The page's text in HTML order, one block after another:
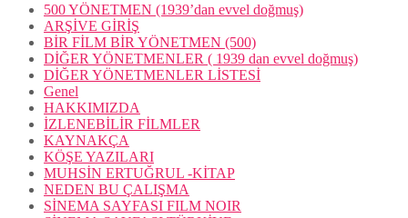
500 YÖNETMEN (1939’dan evvel doğmuş)
ARŞİVE GİRİŞ
BİR FİLM BİR YÖNETMEN (500)
DİĞER YÖNETMENLER ( 1939 dan evvel doğmuş)
DİĞER YÖNETMENLER LİSTESİ
Genel
HAKKIMIZDA
İZLENEBİLİR FİLMLER
KAYNAKÇA
KÖŞE YAZILARI
MUHSİN ERTUĞRUL -KİTAP
NEDEN BU ÇALIŞMA
SİNEMA SAYFASI FILM NOIR